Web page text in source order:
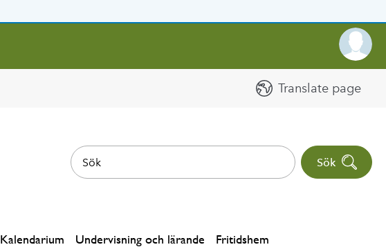
Translate page
Sök
Kalendarium Undervisning och lärande Fritidshem